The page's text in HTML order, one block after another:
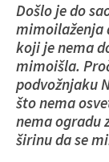
Došlo je do
mimoilaženja
koji je nema
mimoišla.
podvožnjaku
što nema
nema ogradu
širinu da se